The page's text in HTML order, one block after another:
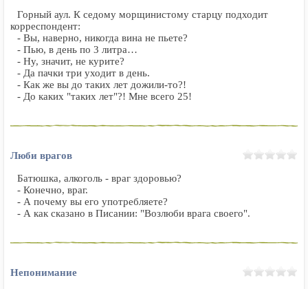
Горный аул. К седому морщинистому старцу подходит
корреспондент:
- Вы, наверно, никогда вина не пьете?
- Пью, в день по 3 литра…
- Ну, значит, не курите?
- Да пачки три уходит в день.
- Как же вы до таких лет дожили-то?!
- До каких "таких лет"?! Мне всего 25!
Люби врагов
Батюшка, алкоголь - враг здоровью?
- Конечно, враг.
- А почему вы его употребляете?
- А как сказано в Писании: "Возлюби врага своего".
Непонимание